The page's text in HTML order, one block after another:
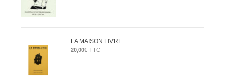
LA MAISON LIVRE
20,00€ TTC